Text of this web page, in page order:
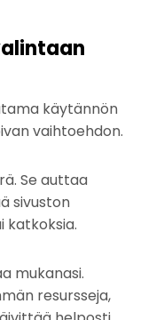
käytännön
vaihtoehdon.
Se auttaa
sivuston
katkoksia.
mukanasi.
resursseja,